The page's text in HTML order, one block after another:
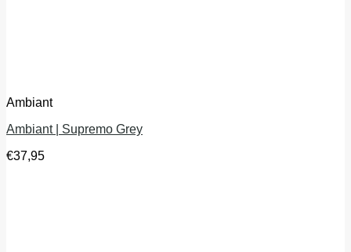
Ambiant
Ambiant | Supremo Grey
€37,95